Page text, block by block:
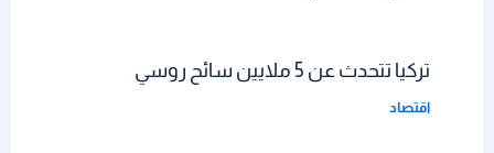
تركيا تتحدث عن 5 ملايين سائح روسي
اقتصاد